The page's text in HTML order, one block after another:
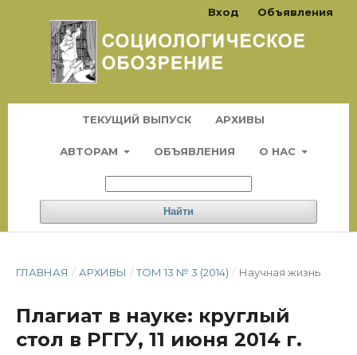
ТЕКУЩИЙ ВЫПУСК АРХИВЫ
АВТОРАМ ОБЪЯВЛЕНИЯ О НАС
Найти
Вход Объявления
ГЛАВНАЯ / АРХИВЫ / ТОМ 13 № 3 (2014) / Научная жизнь
Плагиат в науке: круглый
стол в РГГУ, 11 июня 2014 г.